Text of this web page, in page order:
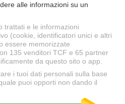
toppa della fibra
Fibra ottica
Attenuatore
alle informazioni su un
trattati e le informazioni
(cookie, identificatori unici e altri
essere memorizzate
135 venditori TCF e 65 partner
da questo sito o app.
i tuoi dati personali sulla base
puoi opporti non dando il